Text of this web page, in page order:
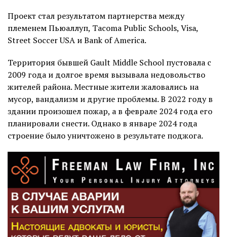
Проект стал результатом партнерства между
племенем Пьюаллуп, Tacoma Public Schools, Visa,
Street Soccer USA и Bank of America.
Территория бывшей Gault Middle School пустовала с
2009 года и долгое время вызывала недовольство
жителей района. Местные жители жаловались на
мусор, вандализм и другие проблемы. В 2022 году в
здании произошел пожар, а в феврале 2024 года его
планировали снести. Однако в январе 2024 года
строение было уничтожено в результате поджога.